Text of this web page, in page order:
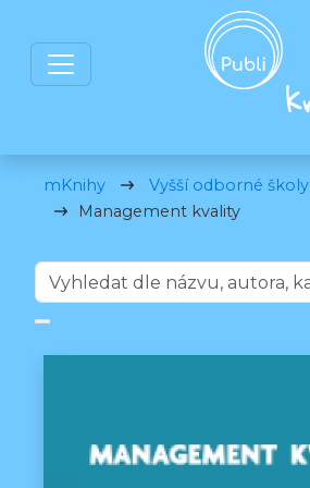
mKnihy
Vyšší odborné školy
Management kvality